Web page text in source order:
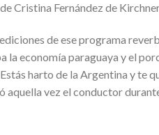
Cristina Fernández de
ediciones de ese programa
la economía paraguaya y el
harto de la Argentina y te
aquella vez el conductor